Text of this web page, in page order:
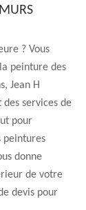
? Vous
peinture des
Jean H
services de
pour
peintures
donne
de votre
devis pour